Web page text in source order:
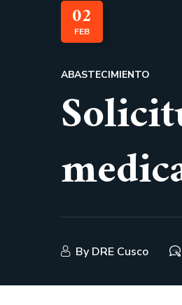
02
FEB
ABASTECIMIENTO
By DRE Cusco